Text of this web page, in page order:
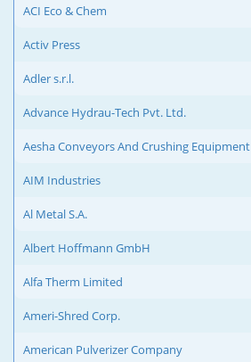
ACI Eco & Chem
Activ Press
Adler s.r.l.
Advance Hydrau-Tech Pvt. Ltd.
Aesha Conveyors And Crushing Equipment
AIM Industries
Al Metal S.A.
Albert Hoffmann GmbH
Alfa Therm Limited
Ameri-Shred Corp.
American Pulverizer Company